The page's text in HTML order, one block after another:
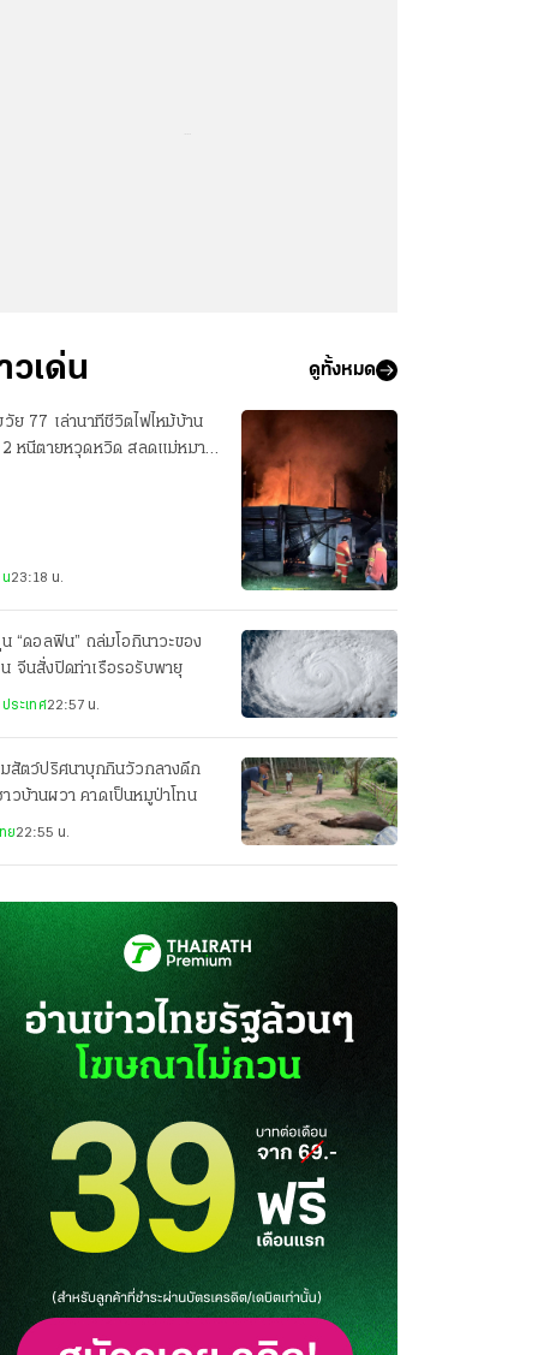
วเด่น ดูทั้งหมด
วัย 77 เล่านาทีชีวิตไฟไหม้บ้าน
หนีตายหวุดหวิด สลดแม่หมา
23:18 น.
น “ดอลฟิน” ถล่มโอกินาวะของ
จีนสั่งปิดท่าเรือรอรับพายุ
ระเทศ22:57 น.
มสัตว์ปริศนาบุกกินวัวกลางดึก
าวบ้านผวา คาดเป็นหมูป่าโทน
ย22:55 น.